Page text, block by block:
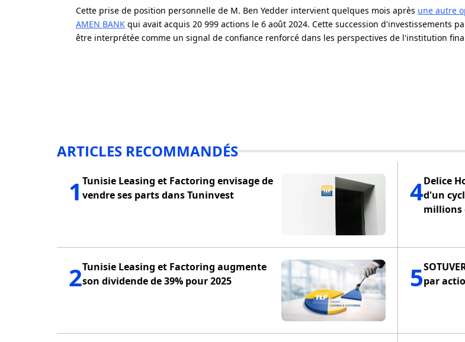
Cette prise de position personnelle de M. Ben Yedder intervient quelques mois après une autre
AMEN BANK qui avait acquis 20 999 actions le 6 août 2024. Cette succession d'investissements
être interprétée comme un signal de confiance renforcé dans les perspectives de l'institution
ARTICLES RECOMMANDÉS
1 Tunisie Leasing et Factoring envisage de
vendre ses parts dans Tuninvest
2Tunisie Leasing et Factoring augmente
son dividende de 39% pour 2025
4Delice
d'un
millions
5par